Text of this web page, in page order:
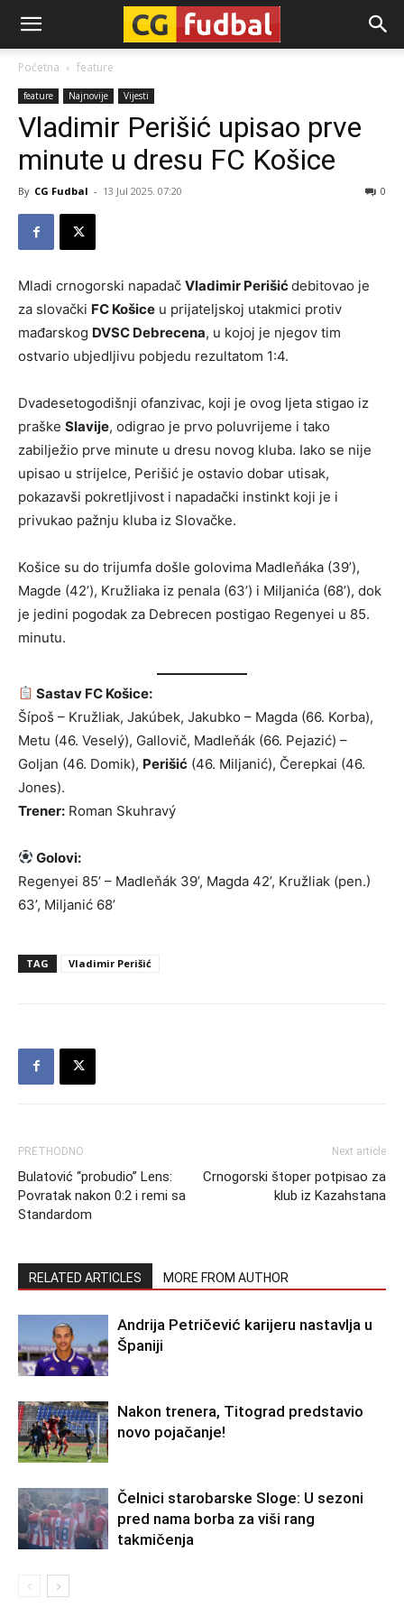
CG-
Fudbal
Početna feature
feature Najnovije Vijesti
Vladimir Perišić upisao prve
minute u dresu FC Košice
By CG Fudbal - 13 Jul 2025. 07:20 0
Mladi crnogorski napadač Vladimir Perišićdebitovao je
za slovački FC Košice u prijateljskoj utakmici protiv
mađarskog DVSC Debrecena, u kojoj je njegov tim
ostvario ubjedljivu pobjedu rezultatom 1:4.
Dvadesetogodišnji ofanzivac, koji je ovog ljeta stigao iz
praške Slavije, odigrao je prvo poluvrijeme i tako
zabilježio prve minute u dresu novog kluba. Iako se nije
upisao u strijelce, Perišić je ostavio dobar utisak,
pokazavši pokretljivost i napadački instinkt koji je i
privukao pažnju kluba iz Slovačke.
Košice su do trijumfa došle golovima Madleňáka (39’),
Magde (42’), Kružliaka iz penala (63’) i Miljanića (68’), dok
je jedini pogodak za Debrecen postigao Regenyei u 85.
minutu.
Sastav FC Košice:
Šípoš – Kružliak, Jakúbek, Jakubko – Magda (66. Korba),
Metu (46. Veselý), Gallovič, Madleňák (66. Pejazić) –
Goljan (46. Domik), Perišić (46. Miljanić), Čerepkai (46.
Jones).
Trener: Roman Skuhravý
Golovi:
Regenyei 85’ – Madleňák 39’, Magda 42’, Kružliak (pen.)
63’, Miljanić 68’
TAG Vladimir Perišić
PRETHODNO
Bulatović “probudio” Lens:
Povratak nakon 0:2 i remi sa
Standardom
Next article
Crnogorski štoper potpisao za
klub iz Kazahstana
RELATED ARTICLES MORE FROM AUTHOR
Andrija Petričević karijeru nastavlja u
Španiji
Nakon trenera, Titograd predstavio
novo pojačanje!
Čelnici starobarske Sloge: U sezoni
pred nama borba za viši rang
takmičenja